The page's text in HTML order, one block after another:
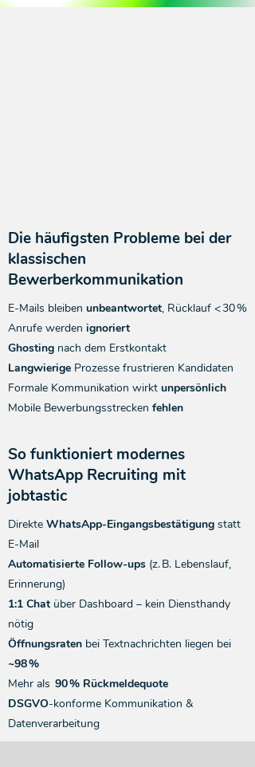
Die häufigsten Probleme bei der
klassischen
Bewerberkommunikation
E-Mails bleiben unbeantwortet, Rücklauf < 30 %
Anrufe werden ignoriert
Ghosting nach dem Erstkontakt
Langwierige Prozesse frustrieren Kandidaten
Formale Kommunikation wirkt unpersönlich
Mobile Bewerbungsstrecken fehlen
So funktioniert modernes
WhatsApp Recruiting mit
jobtastic
Direkte WhatsApp-Eingangsbestätigung statt
E-Mail
Automatisierte Follow-ups (z. B. Lebenslauf,
Erinnerung)
1:1 Chat über Dashboard – kein Diensthandy
nötig
Öffnungsraten bei Textnachrichten liegen bei
~98 %
Mehr als 90 % Rückmeldequote
DSGVO-konforme Kommunikation &
Datenverarbeitung